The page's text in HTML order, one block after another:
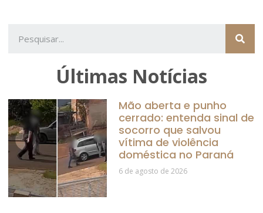
Últimas Notícias
Mão aberta e punho
cerrado: entenda sinal de
socorro que salvou
vítima de violência
doméstica no Paraná
6 de agosto de 2026